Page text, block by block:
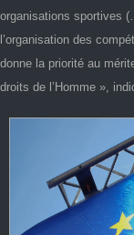
organisations sportives
l’organisation des
donne la priorité au
droits de l’Homme »,